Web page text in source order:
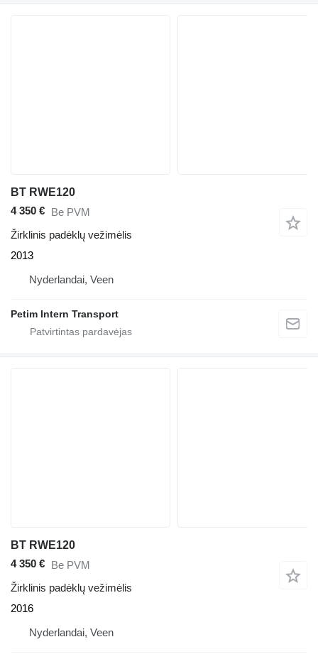
BT RWE120
4 350 € Be PVM
Žirklinis padėklų vežimėlis
2013
Nyderlandai, Veen
Petim Intern Transport
BT RWE120
4 350 € Be PVM
Žirklinis padėklų vežimėlis
2016
Nyderlandai, Veen